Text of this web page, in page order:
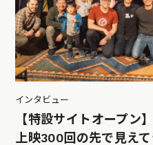
インタビュー
【特設サイトオープン
上映300回の先で見えて